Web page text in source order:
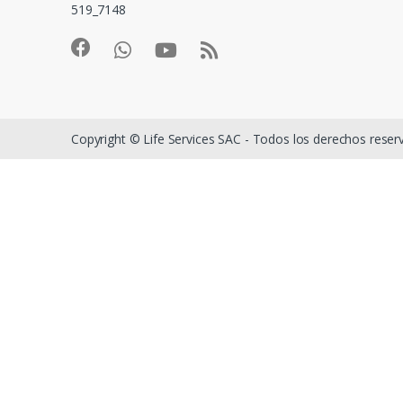
519_7148
Copyright © Life Services SAC - Todos los derechos